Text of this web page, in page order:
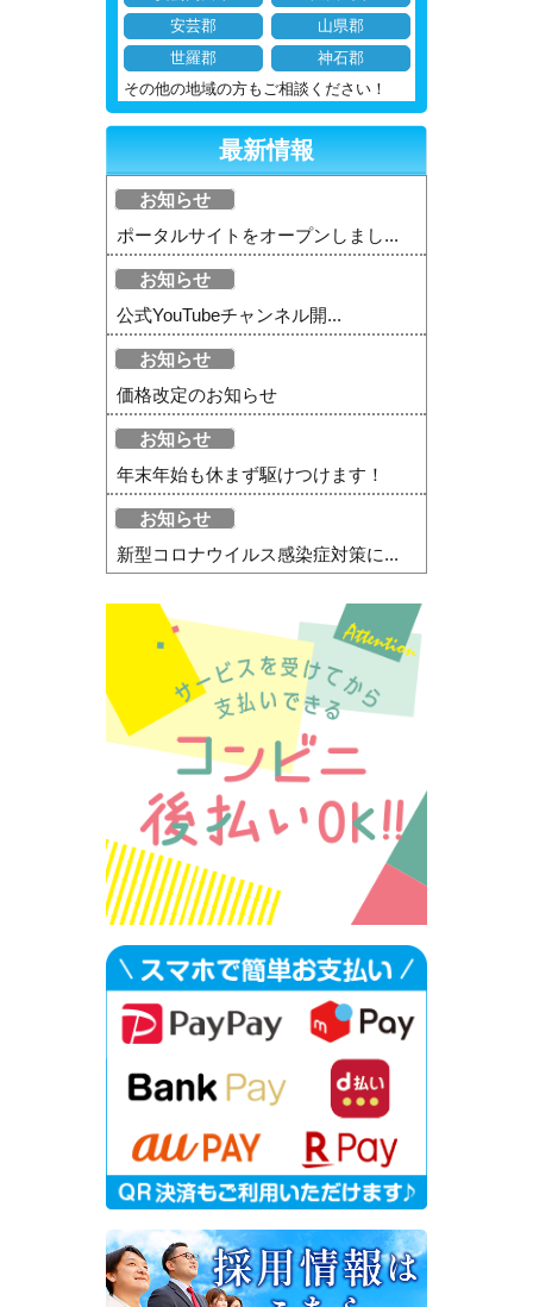
安芸郡
山県郡
世羅郡
神石郡
その他の地域の方もご相談ください！
最新情報
お知らせ
ポータルサイトをオープンしまし...
お知らせ
公式YouTubeチャンネル開...
お知らせ
価格改定のお知らせ
お知らせ
年末年始も休まず駆けつけます！
お知らせ
新型コロナウイルス感染症対策に...